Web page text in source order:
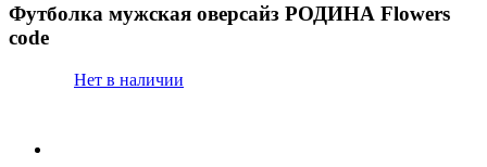
Футболка мужская оверсайз РОДИНА Flowers
code
Нет в наличии